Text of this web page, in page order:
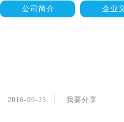
公司简介 企业
2016-09-25 我要分享